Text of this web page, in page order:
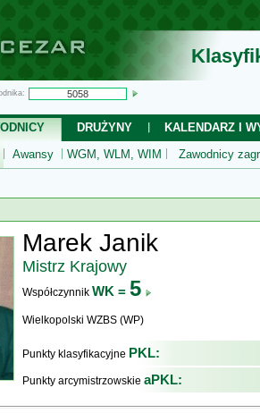
DRUŻYNY
KALENDARZ I
Awansy WGM, WLM, WIM Zawodnicy
Marek Janik
Mistrz Krajowy
Współczynnik WK = 5
Wielkopolski WZBS (WP)
Punkty klasyfikacyjne PKL:
Punkty arcymistrzowskie aPKL: